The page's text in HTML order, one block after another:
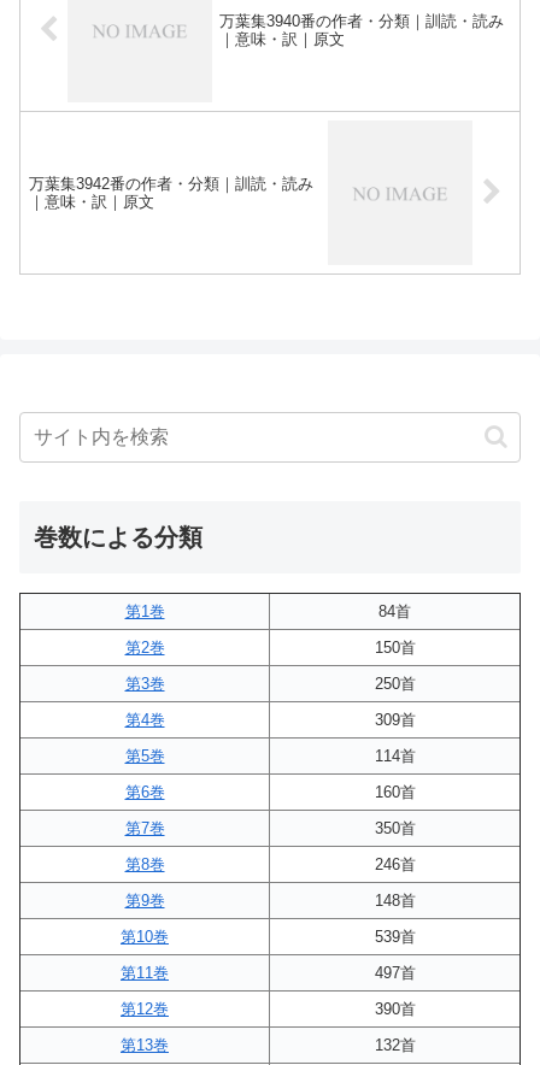
万葉集3940番の作者・分類｜訓読・読み
｜意味・訳｜原文
万葉集3942番の作者・分類｜訓読・読み
｜意味・訳｜原文
巻数による分類
第1巻
84首
第2巻
150首
第3巻
250首
第4巻
309首
第5巻
114首
第6巻
160首
第7巻
350首
第8巻
246首
第9巻
148首
第10巻
539首
第11巻
497首
第12巻
390首
第13巻
132首